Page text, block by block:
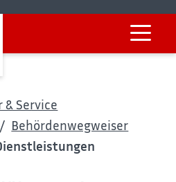
& Service
Behördenwegweiser